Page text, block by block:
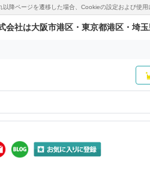
降ページを遷移した場合、Cookieの設定および使
会社は大阪市港区・東京都港区・埼